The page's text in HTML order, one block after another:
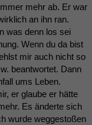
mehr ab. Er war
an ihn ran.
was denn los sei
Wenn du da bist
mir auch nicht so
beantwortet. Dann
ums Leben.
er glaube er hätte
Es änderte sich
wurde weggestoßen